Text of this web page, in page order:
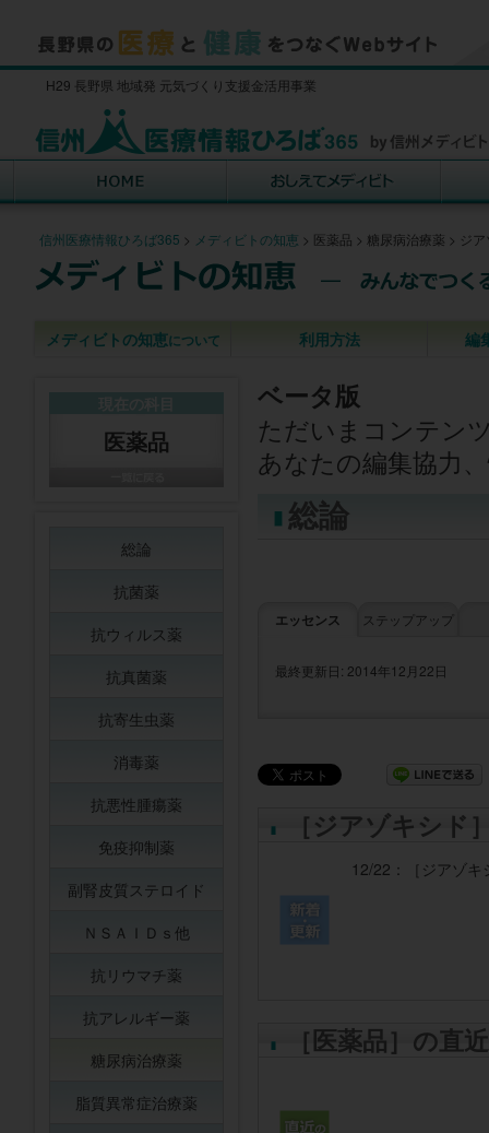
H29 長野県 地域発 元気づくり支援金活用事業
信州医療情報ひろば365 > メディビトの知恵 > 医薬品 > 糖尿病治療薬 > ジ
メディビトの知恵について 利用方法 編
ベータ版
ただいまコンテン
あなたの編集協力
総論
エッセンス ステップアップ
最終更新日: 2014年12月22日
［ジアゾキシド
12/22： ［ジアゾ
［医薬品］の直
医薬品
総論
抗菌薬
抗ウィルス薬
抗真菌薬
抗寄生虫薬
消毒薬
抗悪性腫瘍薬
免疫抑制薬
副腎皮質ステロイド
ＮＳＡＩＤｓ他
抗リウマチ薬
抗アレルギー薬
糖尿病治療薬
脂質異常症治療薬